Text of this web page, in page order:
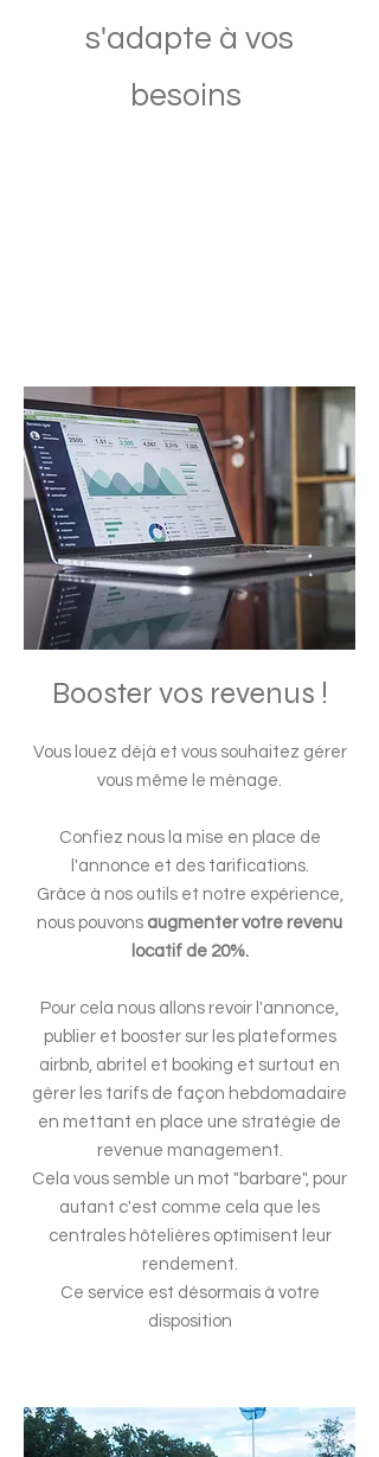
s'adapte à vos
besoins
Booster vos revenus !
Vous louez déjà et vous souhaitez gérer
vous même le ménage.
Confiez nous la mise en place de
l'annonce et des tarifications.
Grâce à nos outils et notre expérience,
nous pouvons augmenter votre revenu
locatif de 20%.
Pour cela nous allons revoir l'annonce,
publier et booster sur les plateformes
airbnb, abritel et booking et surtout en
gérer les tarifs de façon hebdomadaire
en mettant en place une stratégie de
revenue management.
Cela vous semble un mot "barbare", pour
autant c'est comme cela que les
centrales hôtelières optimisent leur
rendement.
Ce service est désormais à votre
disposition